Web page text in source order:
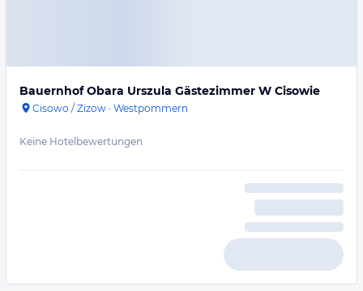
Bauernhof Obara Urszula Gästezimmer W Cisowie
Cisowo / Zizow · Westpommern
Keine Hotelbewertungen